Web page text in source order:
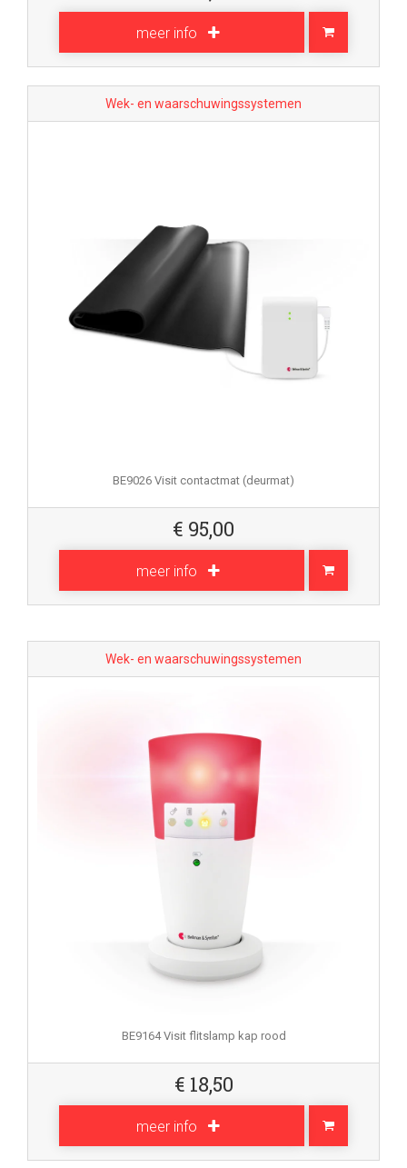
meer info
Wek- en waarschuwingssystemen
BE9026 Visit contactmat (deurmat)
€ 95,00
meer info
Wek- en waarschuwingssystemen
BE9164 Visit flitslamp kap rood
€ 18,50
meer info